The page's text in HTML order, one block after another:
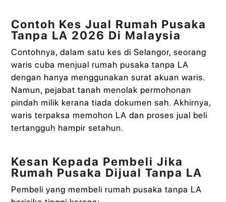
Contoh Kes Jual Rumah Pusaka
Tanpa LA 2026 Di Malaysia
Contohnya, dalam satu kes di Selangor, seorang
waris cuba menjual rumah pusaka tanpa LA
dengan hanya menggunakan surat akuan waris.
Namun, pejabat tanah menolak permohonan
pindah milik kerana tiada dokumen sah. Akhirnya,
waris terpaksa memohon LA dan proses jual beli
tertangguh hampir setahun.
Kesan Kepada Pembeli Jika
Rumah Pusaka Dijual Tanpa LA
Pembeli yang membeli rumah pusaka tanpa LA